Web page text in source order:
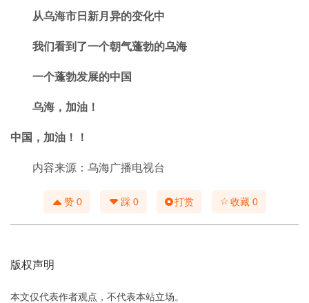
从乌海市日新月异的变化中
我们看到了一个朝气蓬勃的乌海
一个蓬勃发展的中国
乌海，加油！
中国，加油！！
内容来源：乌海广播电视台
赞 0 踩 0 打赏 ☆收藏 0
版权声明
本文仅代表作者观点，不代表本站立场。